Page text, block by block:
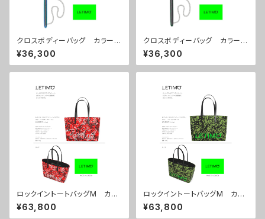
クロスボディーバッグ カラー/
シティーナイト ■配送まで約１
か月
¥36,300
クロスボディーバッグ カラー/
ミストラルグリーン ■配送まで
約１か月
¥36,300
ロックイントートバッグM カラ
ー/プロポーズルージュ ■配
送まで約１か月
¥63,800
ロックイントートバッグM カラ
ー/ブレインズカーキ ■配送ま
で約１か月
¥63,800